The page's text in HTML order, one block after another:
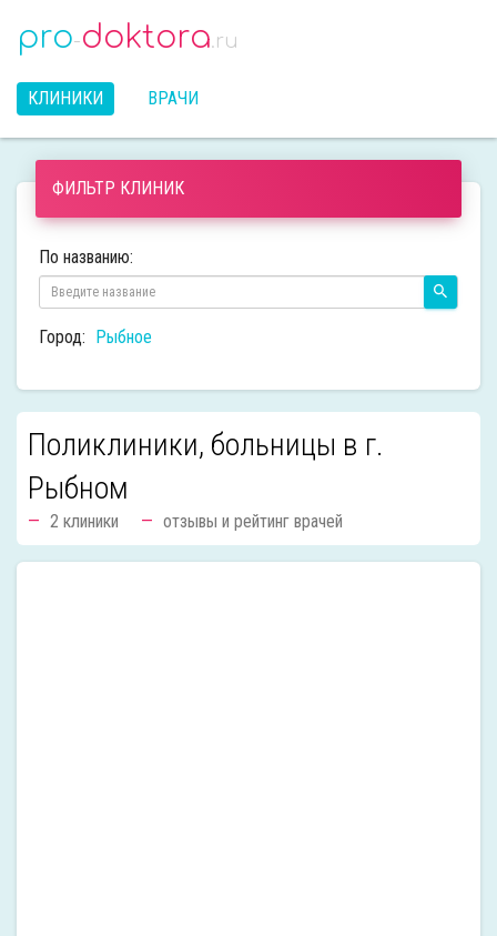
pro-doktora.ru
КЛИНИКИ ВРАЧИ
ФИЛЬТР КЛИНИК
По названию:
Город: Рыбное
Поликлиники, больницы в г.
Рыбном
2 клиники отзывы и рейтинг врачей